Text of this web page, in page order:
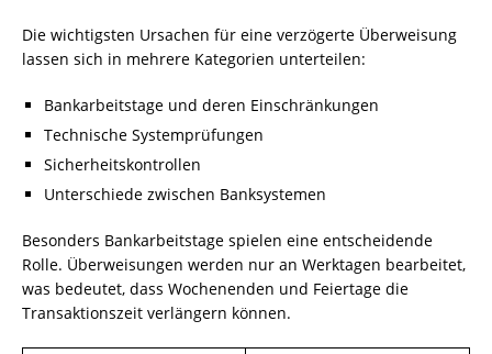
Die wichtigsten Ursachen für eine verzögerte Überweisung
lassen sich in mehrere Kategorien unterteilen:
Bankarbeitstage und deren Einschränkungen
Technische Systemprüfungen
Sicherheitskontrollen
Unterschiede zwischen Banksystemen
Besonders Bankarbeitstage spielen eine entscheidende
Rolle. Überweisungen werden nur an Werktagen bearbeitet,
was bedeutet, dass Wochenenden und Feiertage die
Transaktionszeit verlängern können.